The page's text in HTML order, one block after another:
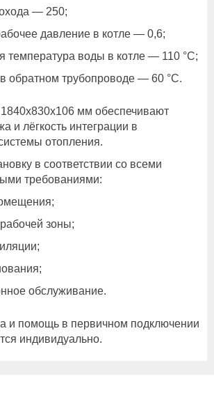
— 250;
давление в котле — 0,6;
температура воды в котле — 110 °C;
обратном трубопроводе — 60 °C.
мм обеспечивают
и лёгкость интеграции в
отопления.
в соответствии со всеми
требованиями:
зоны;
обслуживание.
и помощь в первичном подключении
индивидуально.